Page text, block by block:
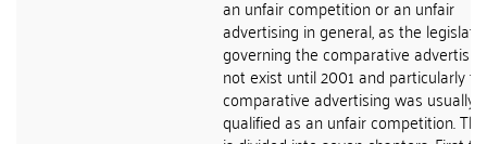
an unfair competition or an unfair
advertising in general, as the
governing the comparative
not exist until 2001 and particularly
comparative advertising was usually
qualified as an unfair competition.